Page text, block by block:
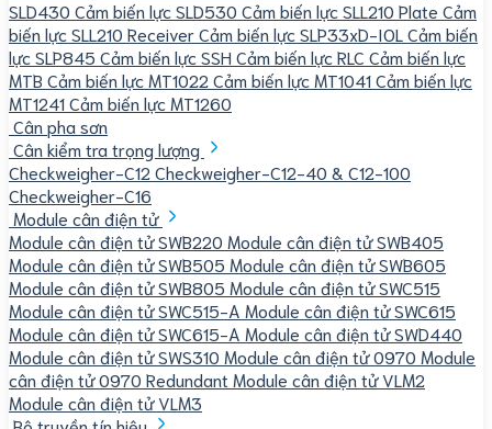
SLD430 Cảm biến lực SLD530 Cảm biến lực SLL210 Plate Cảm
biến lực SLL210 ReceiverCảm biến lực SLP33xD-IOL Cảm biến
lực SLP845 Cảm biến lực SSH Cảm biến lực RLC Cảm biến lực
MTB Cảm biến lực MT1022 Cảm biến lực MT1041Cảm biến lực
MT1241Cảm biến lực MT1260
Cân pha sơn
Cân kiểm tra trọng lượng
Checkweigher-C12 Checkweigher-C12-40 & C12-100
Checkweigher-C16
Module cân điện tử
Module cân điện tử SWB220 Module cân điện tử SWB405
Module cân điện tử SWB505 Module cân điện tử SWB605
Module cân điện tử SWB805 Module cân điện tử SWC515
Module cân điện tử SWC515-A Module cân điện tử SWC615
Module cân điện tử SWC615-A Module cân điện tử SWD440
Module cân điện tử SWS310 Module cân điện tử 0970 Module
cân điện tử 0970 Redundant Module cân điện tử VLM2
Module cân điện tử VLM3